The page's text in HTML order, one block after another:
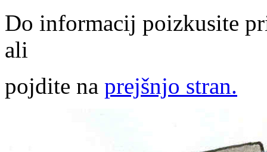
Do informacij poizkusite
ali
pojdite na prejšnjo stran.